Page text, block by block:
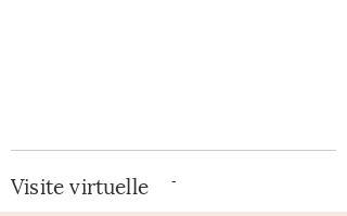
-
Visite virtuelle